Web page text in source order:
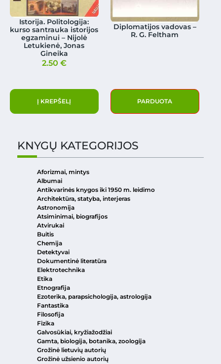
Istorija. Politologija:
kurso santrauka istorijos
egzaminui – Nijolė
Letukienė, Jonas
Gineika
2.50 €
Į KREPŠELĮ
Diplomatijos vadovas –
R. G. Feltham
PARDUOTA
KNYGŲ KATEGORIJOS
Aforizmai, mintys
Albumai
Antikvarinės knygos iki 1950 m. leidimo
Architektūra, statyba, interjeras
Astronomija
Atsiminimai, biografijos
Atvirukai
Buitis
Chemija
Detektyvai
Dokumentinė literatūra
Elektrotechnika
Etika
Etnografija
Ezoterika, parapsichologija, astrologija
Fantastika
Filosofija
Fizika
Galvosūkiai, kryžiažodžiai
Gamta, biologija, botanika, zoologija
Grožinė lietuvių autorių
Grožinė užsienio autorių